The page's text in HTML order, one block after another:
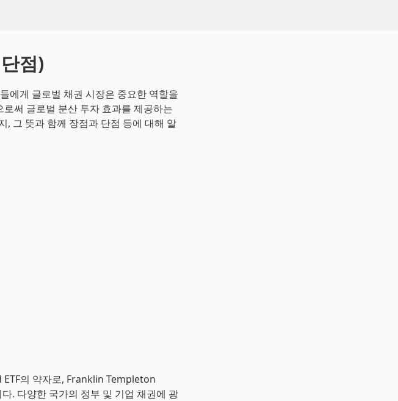
점)
에게 글로벌 채권 시장은 중요한 역할을
써 글로벌 분산 투자 효과를 제공하는
, 그 뜻과 함께 장점과 단점 등에 대해 알
의 약자로, Franklin Templeton
. 다양한 국가의 정부 및 기업 채권에 광